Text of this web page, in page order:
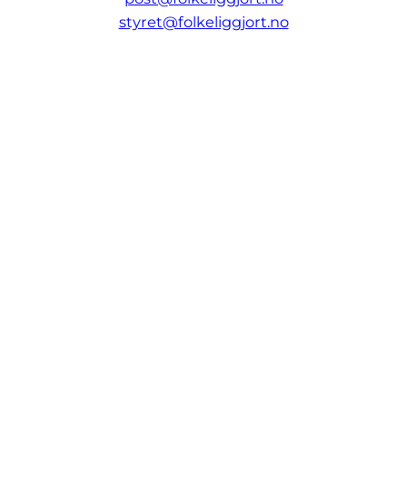
styret@folkeliggjort.no